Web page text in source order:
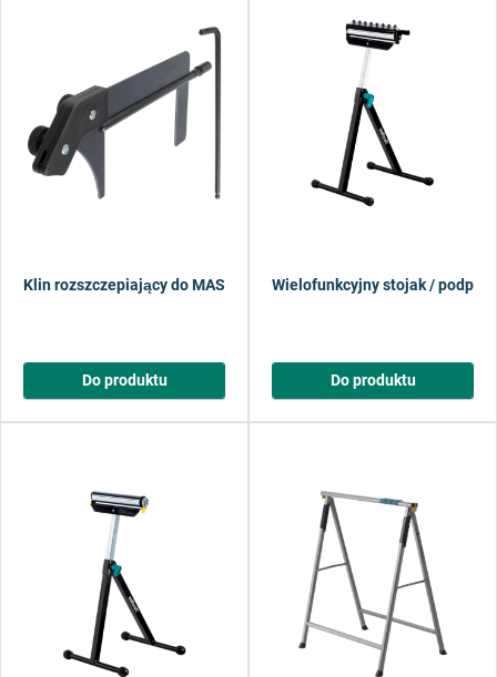
Klin rozszczepiający do MASTER cut 2200 / 2500 / 2600
Do produktu
Wielofunkcyjny stojak /
Do produktu